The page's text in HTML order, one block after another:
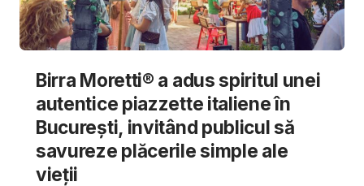
Birra Moretti® a adus spiritul unei
autentice piazzette italiene în
București, invitând publicul să
savureze plăcerile simple ale
vieții